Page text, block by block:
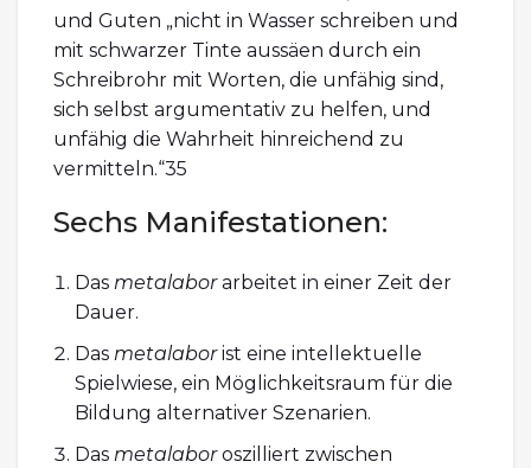
und Guten „nicht in Wasser schreiben und
mit schwarzer Tinte aussäen durch ein
Schreibrohr mit Worten, die unfähig sind,
sich selbst argumentativ zu helfen, und
unfähig die Wahrheit hinreichend zu
vermitteln.“35
Sechs Manifestationen:
Das metalaborarbeitet in einer Zeit der
Dauer.
Das metalaborist eine intellektuelle
Spielwiese, ein Möglichkeitsraum für die
Bildung alternativer Szenarien.
Das metalaboroszilliert zwischen